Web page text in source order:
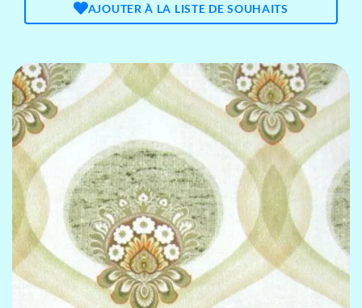
AJOUTER À LA LISTE DE SOUHAITS